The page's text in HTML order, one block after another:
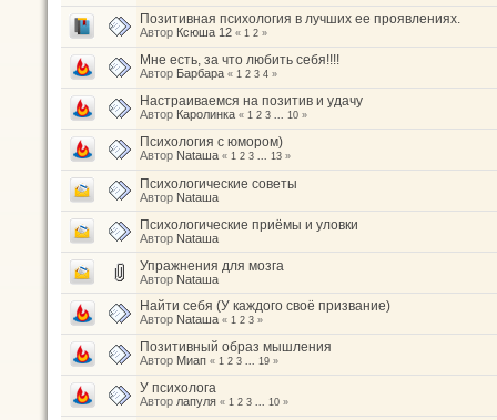
Позитивная психология в лучших ее проявлениях.
Автор Ксюша 12 « 1 2 »
Мне есть, за что любить себя!!!!
Автор Барбара « 1 2 3 4 »
Настраиваемся на позитив и удачу
Автор Каролинка « 1 2 3 ... 10 »
Психология с юмором)
Автор Nataшa « 1 2 3 ... 13 »
Психологические советы
Автор Nataшa
Психологические приёмы и уловки
Автор Nataшa
Упражнения для мозга
Автор Nataшa
Найти себя (У каждого своё призвание)
Автор Nataшa « 1 2 3 »
Позитивный образ мышления
Автор Миап « 1 2 3 ... 19 »
У психолога
Автор лапуля « 1 2 3 ... 10 »